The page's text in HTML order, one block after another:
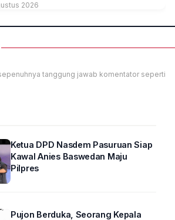
2026
tanggung jawab komentator seperti
Ketua DPD Nasdem Pasuruan Siap
Kawal Anies Baswedan Maju
Pilpres
Pujon Berduka, Seorang Kepala